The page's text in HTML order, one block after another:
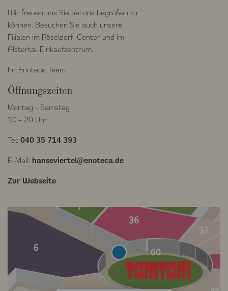
Wir freuen uns Sie bei uns begrüßen zu
können. Besuchen Sie auch unsere
Filialen im Pöseldorf-Center und im
Alstertal-Einkaufzentrum.
Ihr Enoteca Team
Öffnungszeiten
Montag - Samstag
10 - 20 Uhr
Tel: 040 35 714 393
E-Mail: hanseviertel@enoteca.de
Zur Webseite